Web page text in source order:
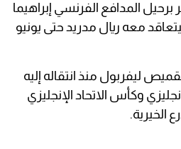
برحيل المدافع الفرنسي إبراهيما
معه ريال مدريد حتى يونيو
183 مباراة بقميص ليفربول منذ انتقاله إليه
الإنجليزي وكأس الاتحاد الإنجليزي
الخيرية.